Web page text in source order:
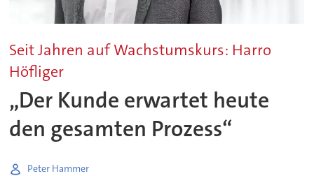
Seit Jahren auf Wachstumskurs: Harro
Höfliger
„Der Kunde erwartet heute
den gesamten Prozess“
Peter Hammer